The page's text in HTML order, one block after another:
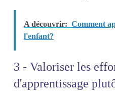
A découvrir: Comment
l'enfant?
3 - Valoriser les
d'apprentissage